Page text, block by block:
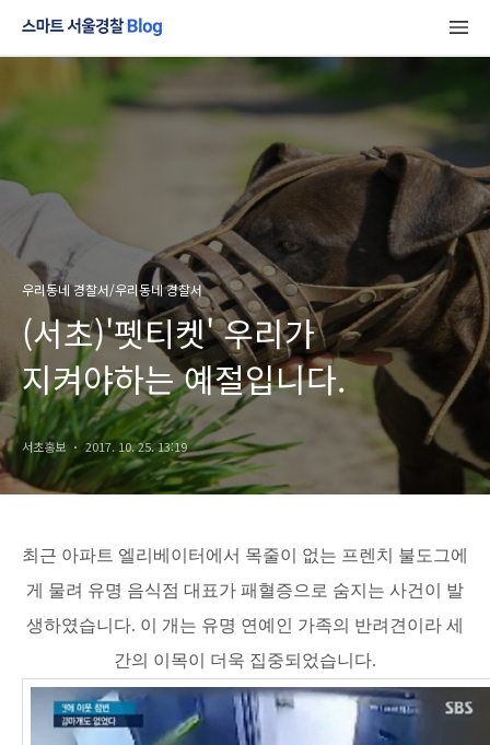
우리동네 경찰서/우리동네 경찰서
(서초)'펫티켓' 우리가
지켜야하는 예절입니다.
서초홍보 2017. 10. 25. 13:19
최근 아파트 엘리베이터에서 목줄이 없는 프렌치 불도그에
게 물려 유명 음식점 대표가 패혈증으로 숨지는 사건이 발
생하였습니다. 이 개는 유명 연예인 가족의 반려견이라 세
간의 이목이 더욱 집중되었습니다.